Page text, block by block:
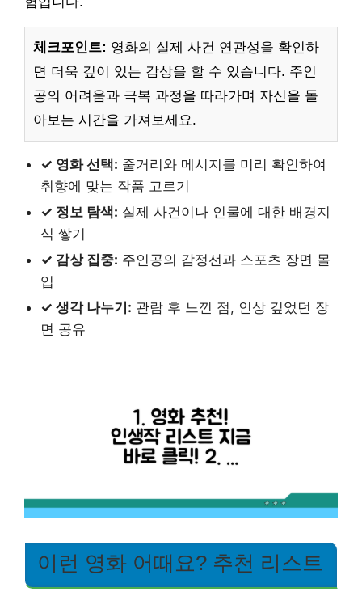
체크포인트: 영화의 실제 사건 연관성을 확인하
면 더욱 깊이 있는 감상을 할 수 있습니다. 주인
공의 어려움과 극복 과정을 따라가며 자신을 돌
아보는 시간을 가져보세요.
✓ 영화 선택: 줄거리와 메시지를 미리 확인하여
취향에 맞는 작품 고르기
✓ 정보 탐색: 실제 사건이나 인물에 대한 배경지
식 쌓기
✓ 감상 집중: 주인공의 감정선과 스포츠 장면 몰
입
✓ 생각 나누기: 관람 후 느낀 점, 인상 깊었던 장
면 공유
이런 영화 어때요? 추천 리스트